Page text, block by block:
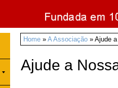
Home » A Associação » Ajude
Ajude a